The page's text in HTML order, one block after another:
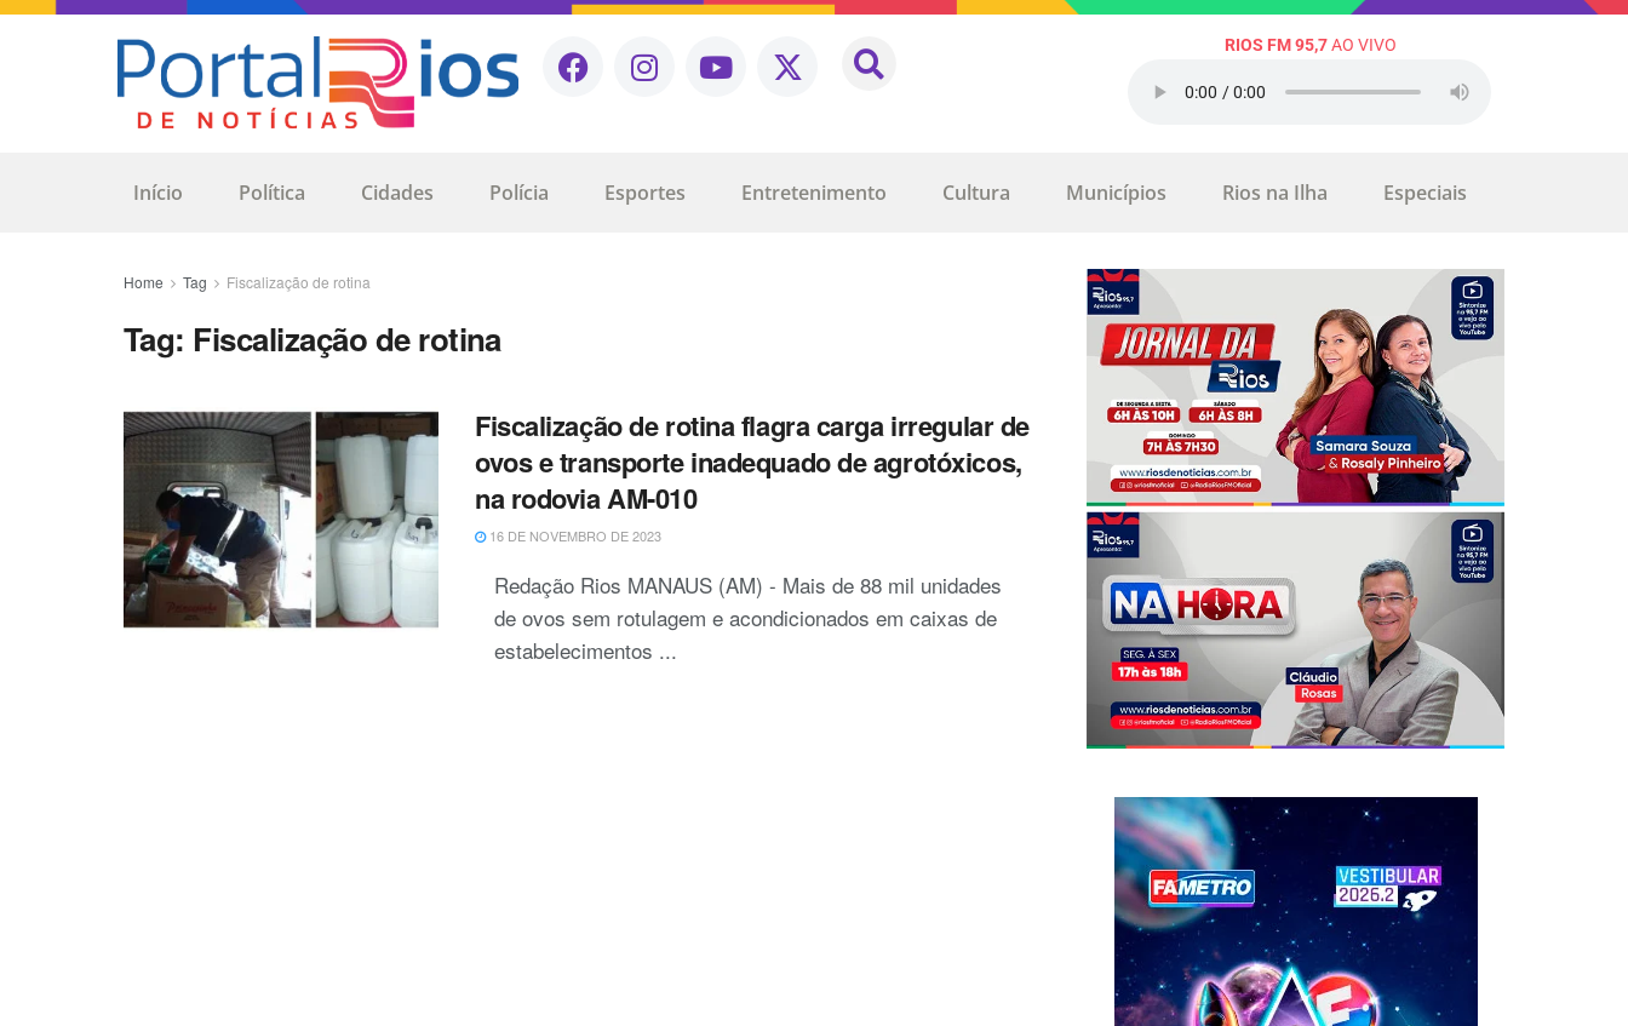
RIOS FM 95,7AO VIVO
Início Política Cidades Polícia Esportes Entretenimento Cultura Municípios Rios na Ilha Especiais
Home Tag Fiscalização de rotina
Tag: Fiscalização de rotina
Fiscalização de rotina flagra carga irregular de
ovos e transporte inadequado de agrotóxicos,
na rodovia AM-010
16 DE NOVEMBRO DE 2023
Redação Rios MANAUS (AM) - Mais de 88 mil unidades
de ovos sem rotulagem e acondicionados em caixas de
estabelecimentos ...